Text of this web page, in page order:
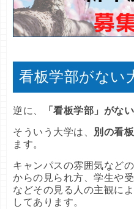
看板学部がない
逆に、 「看板学部」がな
そういう大学は、 別の看
ます。
キャンパスの雰囲気など
からの見られ方、学生や
などその見る人の主観に
してあります。